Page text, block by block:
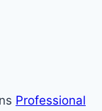
Professional